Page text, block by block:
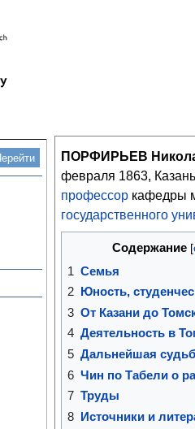
ПОРФИРЬЕВ
февраля 1863,
профессоркафедры
государственного
Содержание
1 Семья
2
Юность,
3 От Казани до
4 Деятельность в
5 Дальнейшая
6 Чин по Табели о
7 Труды
8 Источники и